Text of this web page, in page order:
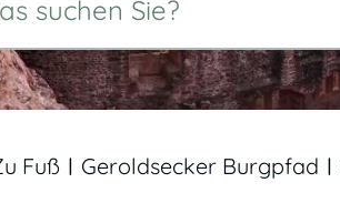
Fuß Geroldsecker Burgpfad